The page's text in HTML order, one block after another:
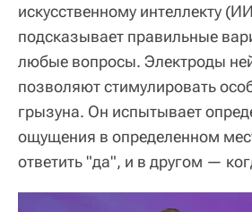
искусственному интеллекту
подсказывает правильные
любые вопросы. Электроды
позволяют стимулировать
грызуна. Он испытывает
ощущения в определенном
ответить "да", и в другом —